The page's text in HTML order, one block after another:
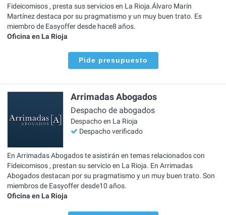
Fideicomisos , presta sus servicios en La Rioja.Álvaro Marín
Martínez destaca por su pragmatismo y un muy buen trato. Es
miembro de Easyoffer desde hace8 años.
Oficina en La Rioja
Pide presupuesto
Arrimadas Abogados
Despacho de abogados
Despacho en La Rioja
Despacho verificado
En Arrimadas Abogados te asistirán en temas relacionados con
Fideicomisos , prestan su servicio en La Rioja. En Arrimadas
Abogados destacan por su pragmatismo y un muy buen trato. Son
miembros de Easyoffer desde10 años.
Oficina en La Rioja